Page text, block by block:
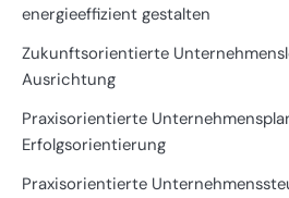
energieeffizient gestalten
Zukunftsorientierte
Ausrichtung
Praxisorientierte
Erfolgsorientierung
Praxisorientierte